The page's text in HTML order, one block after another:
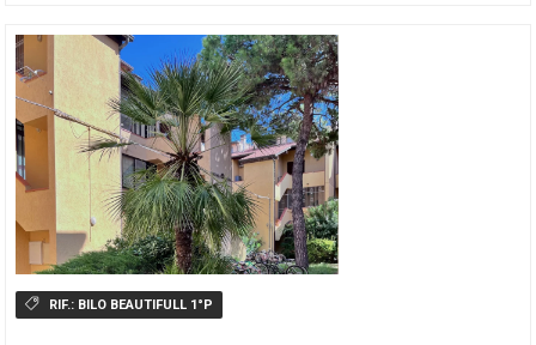
RIF.: BILO BEAUTIFULL 1°P